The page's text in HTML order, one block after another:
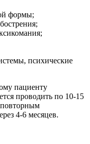
формы;
психические
пациенту
проводить по 10-15
повторным
4-6 месяцев.